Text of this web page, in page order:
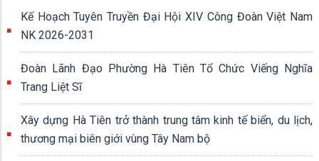
Kế Hoạch Tuyên Truyền Đại Hội XIV Công Đoàn Việt Nam
NK 2026-2031
Đoàn Lãnh Đạo Phường Hà Tiên Tổ Chức Viếng Nghĩa
Trang Liệt Sĩ
Xây dựng Hà Tiên trở thành trung tâm kinh tế biển, du lịch,
thương mại biên giới vùng Tây Nam bộ